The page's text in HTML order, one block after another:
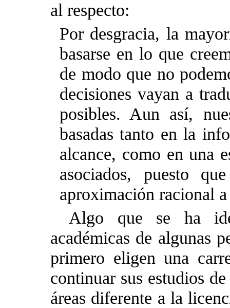
al respecto:
Por desgracia, la
basarse en lo que
de modo que no
decisiones vayan a
posibles. Aun así,
basadas tanto en la
alcance, como en una
asociados, puesto
aproximación racional
Algo que se ha
académicas de algunas
primero eligen una
continuar sus estudios
áreas diferente a la